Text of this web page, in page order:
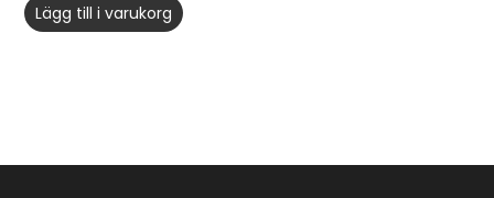
Lägg till i varukorg